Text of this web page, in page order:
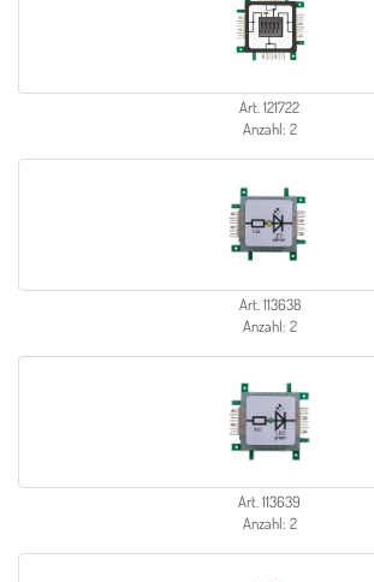
Art. 121722
Anzahl: 2
Art. 113638
Anzahl: 2
Art. 113639
Anzahl: 2